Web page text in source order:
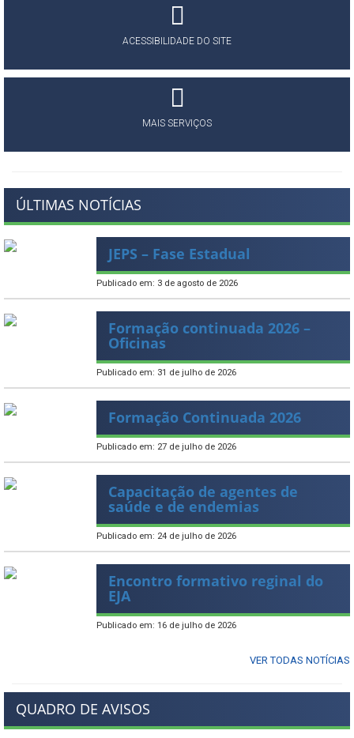
ACESSIBILIDADE DO SITE
MAIS SERVIÇOS
ÚLTIMAS NOTÍCIAS
JEPS – Fase Estadual
Publicado em: 3 de agosto de 2026
Formação continuada 2026 –
Oficinas
Publicado em: 31 de julho de 2026
Formação Continuada 2026
Publicado em: 27 de julho de 2026
Capacitação de agentes de
saúde e de endemias
Publicado em: 24 de julho de 2026
Encontro formativo reginal do
EJA
Publicado em: 16 de julho de 2026
VER TODAS NOTÍCIAS
QUADRO DE AVISOS